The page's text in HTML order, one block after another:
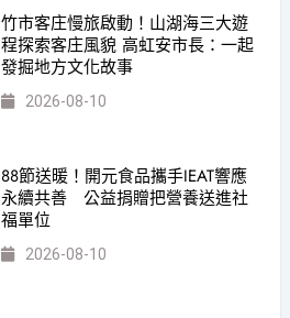
竹市客庄慢旅啟動！山湖海三大遊
程探索客庄風貌 高虹安市長：一起
發掘地方文化故事
2026-08-10
88節送暖！開元食品攜手IEAT響應
永續共善 公益捐贈把營養送進社
福單位
2026-08-10